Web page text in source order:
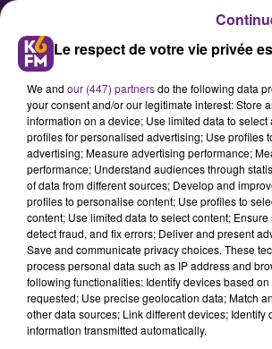
Les voeux de José
Maire de Longvic
2019, année des
métamorphoses !
Publié : 1er janvier 2019 à 6h00 par
Le respect de votre vie privée
We and our (447) partnersdo the following data
your consent and/or our legitimate interest: Store
information on a device; Use limited data to
profiles for personalised advertising; Use profiles
advertising; Measure advertising performance;
performance; Understand audiences through
of data from different sources; Develop and
profiles to personalise content; Use profiles to
content; Use limited data to select content;
detect fraud, and fix errors; Deliver and present
Save and communicate privacy choices. These
process personal data such as IP address and
following functionalities: Identify devices based
requested; Use precise geolocation data; Match
other data sources; Link different devices; Identify
information transmitted automatically.